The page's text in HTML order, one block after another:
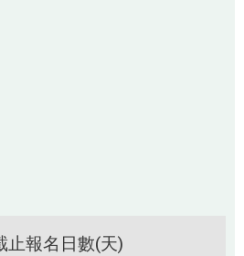
止報名日數(天)